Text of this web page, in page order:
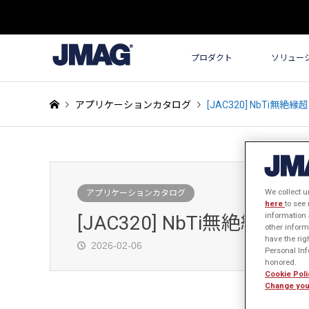
プロダクト ソリュー
アプリケーションカタログ [JAC320] NbTi無絶縁
アプリケーションカタログ
[JAC320] NbTi無絶縁超
2026-02-06
We collect
hereto see
information
other
have the
Personal
honored.
Cookie
Change